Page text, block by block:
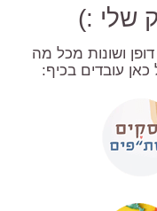
שלי :)
ושונות מכל מה
עובדים בכיף: